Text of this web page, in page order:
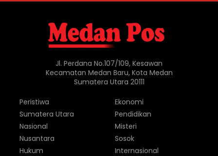
Jl. Perdana No.107/109, Kesawan
Kecamatan Medan Baru, Kota Medan
Sumatera Utara 20111
Peristiwa
Sumatera Utara
Nasional
Nusantara
Hukum
Ekonomi
Pendidikan
Misteri
Sosok
Internasional